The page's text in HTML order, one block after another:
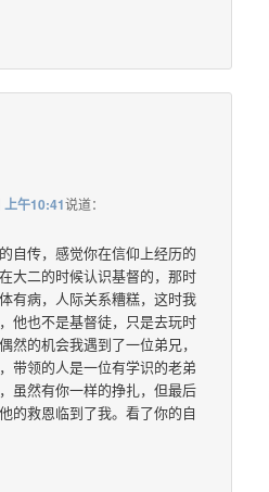
上午10:41说道：
自传，感觉你在信仰上经历的
大二的时候认识基督的，那时
有病，人际关系糟糕，这时我
他也不是基督徒，只是去玩时
然的机会我遇到了一位弟兄，
带领的人是一位有学识的老弟
虽然有你一样的挣扎，但最后
的救恩临到了我。看了你的自